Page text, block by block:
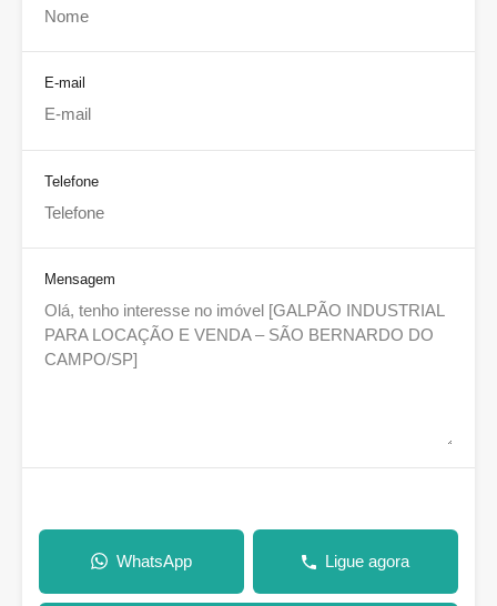
E-mail
Telefone
Mensagem
WhatsApp Ligue agora